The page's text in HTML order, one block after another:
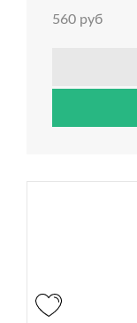
560 руб